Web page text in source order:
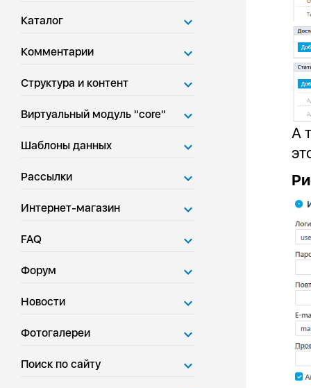
Каталог
Комментарии
Структура и контент
Виртуальный модуль "core"
Шаблоны данных
Рассылки
Интернет-магазин
FAQ
Форум
Новости
Фотогалереи
Поиск по сайту
А